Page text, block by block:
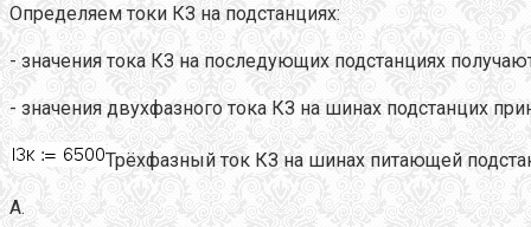
Определяем токи КЗ на подстанциях:
- значения тока КЗ на последующих подстанциях
- значения двухфазного тока КЗ на шинах подстанцих
Трёхфазный ток КЗ на шинах питающей
А.